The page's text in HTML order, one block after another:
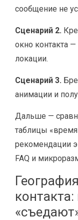
сообщение не
Сценарий 2.
окно контакта
локации.
Сценарий 3.
анимации и
Дальше —
таблицы «время
рекомендации
FAQ и